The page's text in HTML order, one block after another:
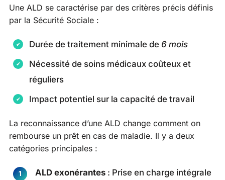
Une ALD se caractérise par des critères précis définis
par la Sécurité Sociale :
Durée de traitement minimale de 6 mois
Nécessité de soins médicaux coûteux et
réguliers
Impact potentiel sur la capacité de travail
La reconnaissance d’une ALD change comment on
rembourse un prêt en cas de maladie. Il y a deux
catégories principales :
ALD exonérantes : Prise en charge intégrale